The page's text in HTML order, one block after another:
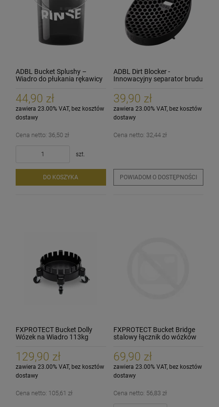
ADBL Bucket Splushy –
Wiadro do płukania rękawicy
44,90 zł
zawiera 23.00% VAT, bez kosztów
dostawy
Cena netto: 36,50 zł
szt.
DO KOSZYKA
ADBL Dirt Blocker -
Innowacyjny separator brudu
39,90 zł
zawiera 23.00% VAT, bez kosztów
dostawy
Cena netto: 32,44 zł
POWIADOM O DOSTĘPNOŚCI
FXPROTECT Bucket Dolly
Wózek na Wiadro 113kg
129,90 zł
zawiera 23.00% VAT, bez kosztów
dostawy
Cena netto: 105,61 zł
FXPROTECT Bucket Bridge
stalowy łącznik do wózków
69,90 zł
zawiera 23.00% VAT, bez kosztów
dostawy
Cena netto: 56,83 zł